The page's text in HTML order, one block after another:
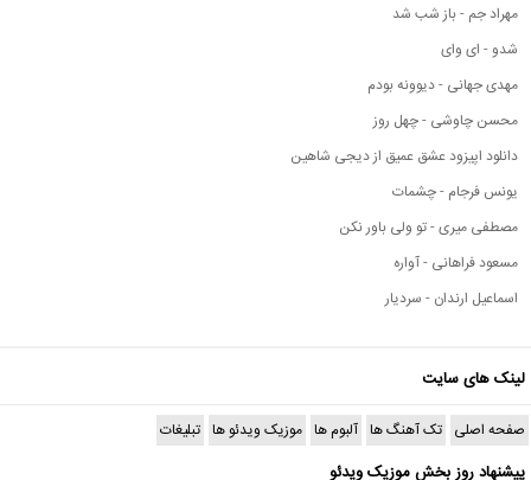
مهراد جم - باز شب شد
شدو - ای وای
مهدی جهانی - دیوونه بودم
محسن چاوشی - چهل روز
دانلود اپیزود عشق عمیق از دیجی شاهین
یونس فرجام - چشمات
مصطفی میری - تو ولی باور نکن
مسعود فراهانی - آواره
اسماعیل ارندان - سردیار
لینک های سایت
صفحه اصلی تک آهنگ ها آلبوم ها موزیک ویدئو ها تبلیغات
پیشنهاد روز بخش موزیک ویدئو